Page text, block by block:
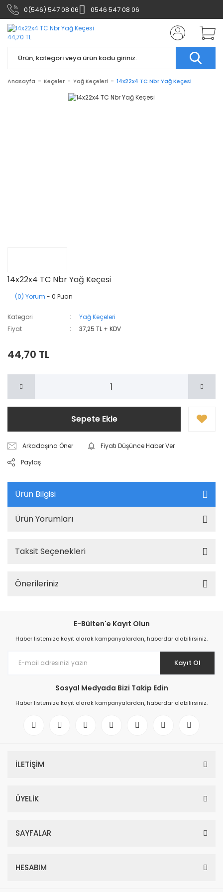
0(546) 547 08 06 0546 547 08 06
Anasayfa Keçeler Yağ Keçeleri 14x22x4 TC Nbr Yağ Keçesi
14x22x4 TC Nbr Yağ Keçesi
(0) Yorum - 0 Puan
Kategori
Yağ Keçeleri
Fiyat
37,25 TL + KDV
44,70 TL
Sepete Ekle
Arkadaşına Öner
Fiyatı Düşünce Haber Ver
Paylaş
Ürün Bilgisi
Ürün Yorumları
Taksit Seçenekleri
Önerileriniz
E-Bülten'e Kayıt Olun
Haber listemize kayıt olarak kampanyalardan, haberdar olabilirsiniz.
Kayıt Ol
Sosyal Medyada Bizi Takip Edin
Haber listemize kayıt olarak kampanyalardan, haberdar olabilirsiniz.
İLETİŞİM
ÜYELİK
SAYFALAR
HESABIM